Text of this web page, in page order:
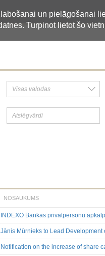
un pielāgošanai
Turpinot lietot šo
NOSAUKUMS
INDEXO Bankas privātpersonu
Jānis Mūrnieks to Lead
Notification on the increase of share